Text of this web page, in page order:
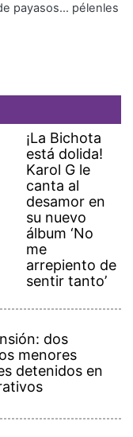
payasos… pélenles
¡La Bichota
está dolida!
Karol G le
canta al
desamor en
su nuevo
álbum ‘No
me
arrepiento de
sentir tanto’
dos
menores
detenidos en